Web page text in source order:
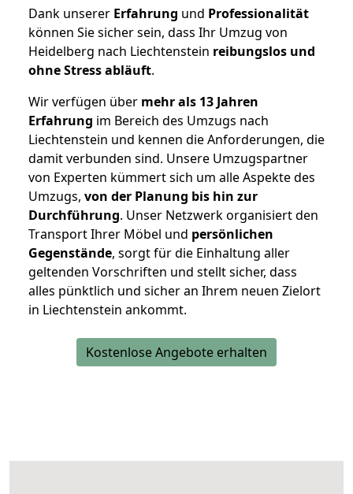
Dank unserer Erfahrung und Professionalität
können Sie sicher sein, dass Ihr Umzug von
Heidelberg nach Liechtenstein reibungslos und
ohne Stress abläuft.
Wir verfügen über mehr als 13 Jahren
Erfahrung im Bereich des Umzugs nach
Liechtenstein und kennen die Anforderungen, die
damit verbunden sind. Unsere Umzugspartner
von Experten kümmert sich um alle Aspekte des
Umzugs, von der Planung bis hin zur
Durchführung. Unser Netzwerk organisiert den
Transport Ihrer Möbel und persönlichen
Gegenstände, sorgt für die Einhaltung aller
geltenden Vorschriften und stellt sicher, dass
alles pünktlich und sicher an Ihrem neuen Zielort
in Liechtenstein ankommt.
Kostenlose Angebote erhalten